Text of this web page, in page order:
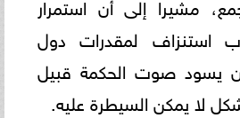
استنزاف لمقدرات دول
يسود صوت الحكمة قبيل
لا يمكن السيطرة عليه.